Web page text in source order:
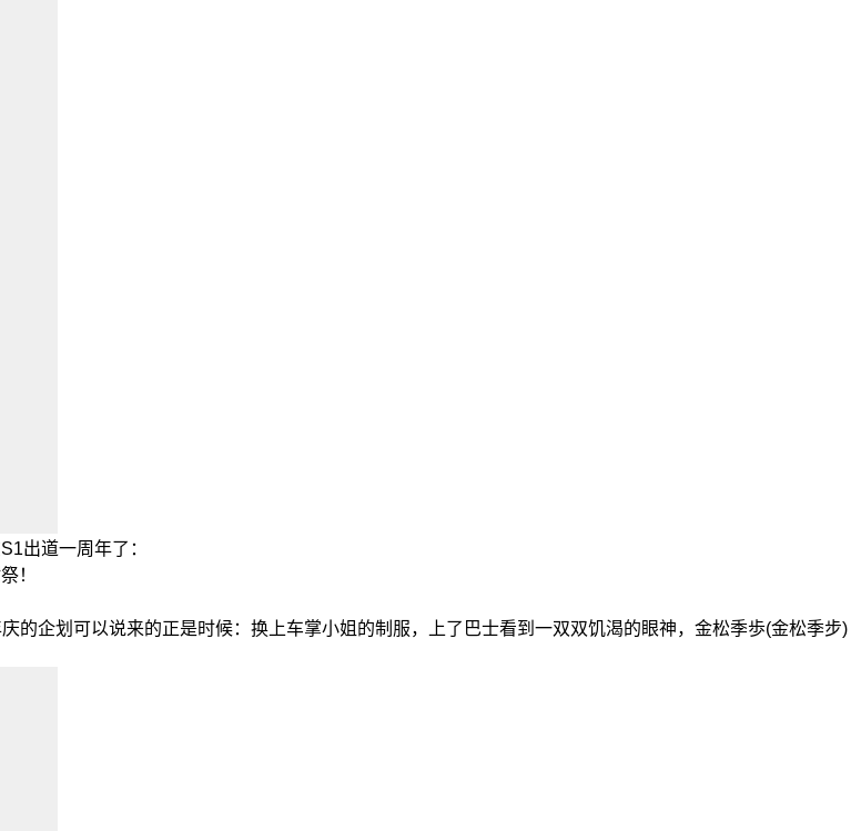
出道一周年了：
！
的企划可以说来的正是时候：换上车掌小姐的制服，上了巴士看到一双双饥渴的眼神，金松季歩(金松季步)